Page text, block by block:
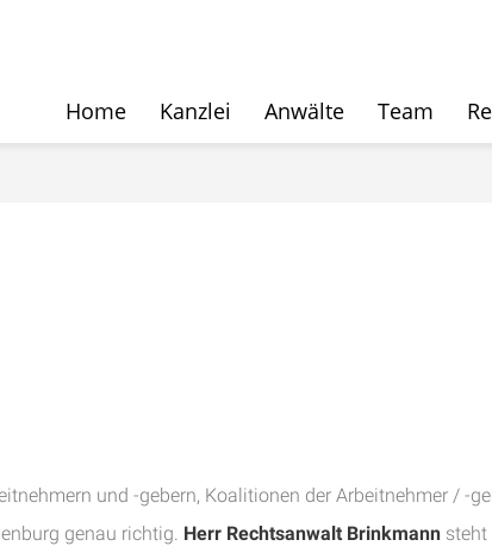
Home Kanzlei Anwälte Team
und -gebern, Koalitionen der Arbeitnehmer / -
genau richtig. Herr Rechtsanwalt Brinkmann steht